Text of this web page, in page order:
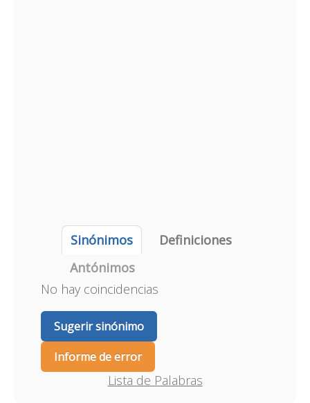
Sinónimos
Definiciones
Antónimos
No hay coincidencias
Sugerir sinónimo
Informe de error
Lista de Palabras